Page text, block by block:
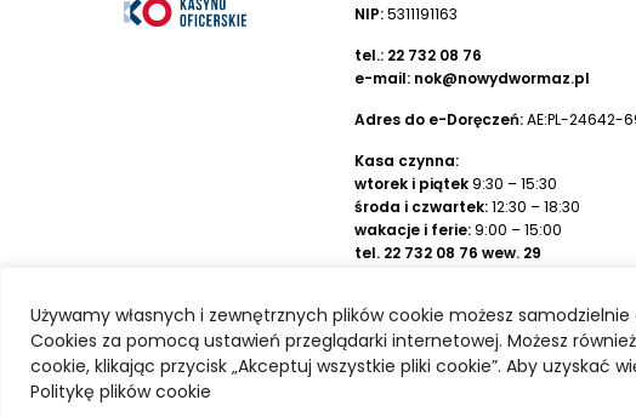
Używamy własnych i zewnętrznych plików cookie możesz
Cookies za pomocą ustawień przeglądarki internetowej. Możesz
cookie, klikając przycisk „Akceptuj wszystkie pliki cookie”. Aby uzyskać
Politykę plików cookie
NIP:5311191163
tel.: 22 732 08 76
e-mail: nok@nowydwormaz.pl
Adres do e-Doręczeń:AE:PL-24642-
Kasa czynna:
wtorek i piątek9:30 – 15:30
środa i czwartek:12:30 – 18:30
wakacje i ferie:9:00 – 15:00
tel. 22 732 08 76 wew. 29
Nowodworskiego Ośrodka Kultury:
Bank Spółdzielczy69 8011 0008